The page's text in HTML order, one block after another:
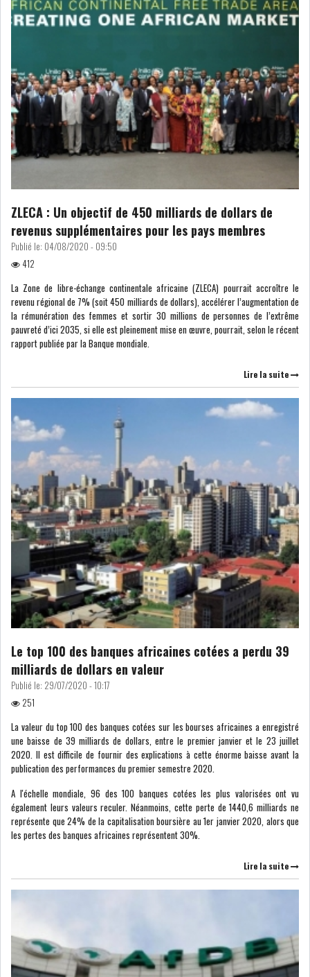
FISCALITE
TAXE SUR LE PATR...
FISCALITÉ : LONGUE LISTE
BOURSE DE TUNIS : UN OUTIL
DE FINANCEMEN...
RSS
ECONOMIE
ACTUALITÉS
ÉCONOMIQUES
EMPLOI
PRIVATISATION NOMINATION
ACTUALITÉS DES
SOCIÉTÉS
DEVISES
LOI DE FINANCE ENERGIE
MATIÈRES PREMIÈRES
TOURISME
DONNÉES
MACROÉCONOMIQUES
HAUSSE DES RÉSERVES DE
LE DÉFICIT COURANT SE
CREUSE À NOUVEAU,...
ZLECA : Un objectif de 450 milliards de dollars de
revenus supplémentaires pour les pays membres
Publié le: 04/08/2020 - 09:50
412
La Zone de libre-échange continentale africaine (ZLECA) pourrait accroître le
revenu régional de 7% (soit 450 milliards de dollars), accélérer l’augmentation de
la rémunération des femmes et sortir 30 millions de personnes de l’extrême
pauvreté d’ici 2035, si elle est pleinement mise en œuvre, pourrait, selon le récent
rapport publiée par la Banque mondiale.
Lire la suite
Le top 100 des banques africaines cotées a perdu 39
milliards de dollars en valeur
Publié le: 29/07/2020 - 10:17
251
La valeur du top 100 des banques cotées sur les bourses africaines a enregistré
une baisse de 39 milliards de dollars, entre le premier janvier et le 23 juillet
2020. Il est difficile de fournir des explications à cette énorme baisse avant la
publication des performances du premier semestre 2020.
A l'échelle mondiale, 96 des 100 banques cotées les plus valorisées ont vu
également leurs valeurs reculer. Néanmoins, cette perte de 1440,6 milliards ne
représente que 24% de la capitalisation boursière au 1er janvier 2020, alors que
les pertes des banques africaines représentent 30%.
Lire la suite